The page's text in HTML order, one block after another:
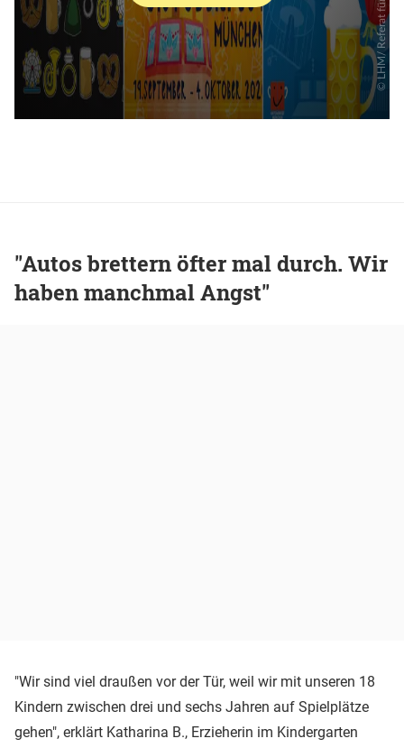
"Autos brettern öfter mal durch. Wir
haben manchmal Angst"
"Wir sind viel draußen vor der Tür, weil wir mit unseren 18
Kindern zwischen drei und sechs Jahren auf Spielplätze
gehen", erklärt Katharina B., Erzieherin im Kindergarten